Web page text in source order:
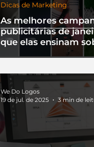
As melhores
publicitárias de
que elas ensinam
Dicas de Marketing
We Do Logos
19 de jul. de 2025
3 min de